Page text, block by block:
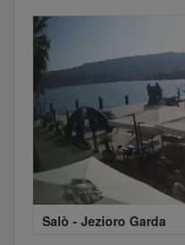
Salò - Jezioro Garda